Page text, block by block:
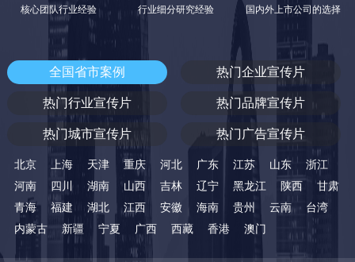
核心团队行业经验 行业细分研究经验 国内外上市公司的选择
全国省市案例 热门企业宣传片
热门行业宣传片 热门品牌宣传片
热门城市宣传片 热门广告宣传片
北京 上海 天津 重庆 河北 广东 江苏 山东
浙江
河南
四川 湖南 山西 吉林 辽宁 黑龙江 陕西
甘肃
青海
福建 湖北 江西 安徽 海南 贵州 云南
台湾
内蒙古
新疆 宁夏 广西 西藏 香港 澳门